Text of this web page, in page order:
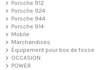
Porsche 912
Porsche 924
Porsche 944
Porsche 914
Mobile
Marchandises
Équipement pour box de fosse
OCCASION
POWER